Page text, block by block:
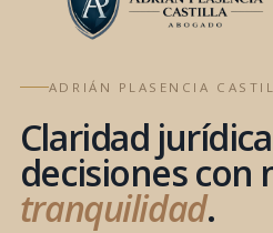
ADRIÁN PLASENCIA
Claridad
decisiones con
tranquilidad.